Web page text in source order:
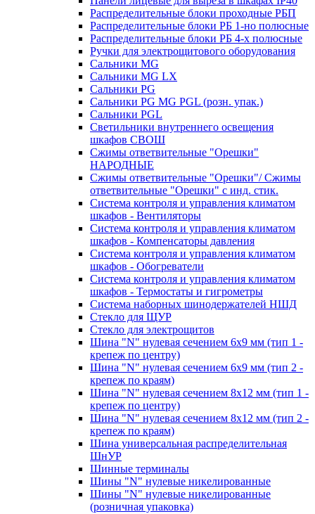
Распределительные блоки проходные РБП
Распределительные блоки РБ 1-но полюсные
Распределительные блоки РБ 4-х полюсные
Ручки для электрощитового оборудования
Сальники MG
Сальники MG LX
Сальники PG
Сальники PG MG PGL (розн. упак.)
Сальники PGL
Светильники внутреннего освещения
шкафов СВОШ
Сжимы ответвительные "Орешки"
НАРОДНЫЕ
Сжимы ответвительные "Орешки"/ Сжимы
ответвительные "Орешки" с инд. стик.
Система контроля и управления климатом
шкафов - Вентиляторы
Система контроля и управления климатом
шкафов - Компенсаторы давления
Система контроля и управления климатом
шкафов - Обогреватели
Система контроля и управления климатом
шкафов - Термостаты и гигрометры
Система наборных шинодержателей НШД
Стекло для ЩУР
Стекло для электрощитов
Шина "N" нулевая сечением 6х9 мм (тип 1 -
крепеж по центру)
Шина "N" нулевая сечением 6х9 мм (тип 2 -
крепеж по краям)
Шина "N" нулевая сечением 8х12 мм (тип 1 -
крепеж по центру)
Шина "N" нулевая сечением 8х12 мм (тип 2 -
крепеж по краям)
Шина универсальная распределительная
ШнУР
Шинные терминалы
Шины "N" нулевые никелированные
Шины "N" нулевые никелированные
(розничная упаковка)